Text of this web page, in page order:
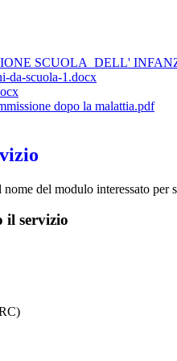
SCUOLA DELL'
da-scuola-1.docx
dopo la malattia.pdf
del modulo interessato per
il servizio